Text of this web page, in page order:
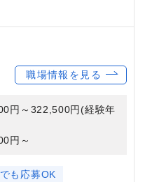
職場情報を見る
円～322,500円(経験年
円～
も応募OK